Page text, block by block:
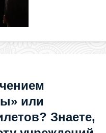
или
Знаете,